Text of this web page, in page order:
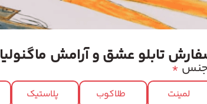
تابلو عشق و آرامش ماگنولیا
* جنس
لمینت طلاکوب پلاستیک